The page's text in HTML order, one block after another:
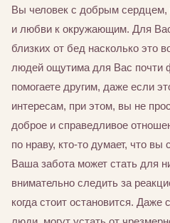
Вы человек с добрым сердцем,
и любви к окружающим. Для
близких от бед насколько это
людей ощутима для Вас почти
помогаете другим, даже если
интересам, при этом, вы не
доброе и справедливое
по нраву, кто-то думает, что
Ваша забота может стать для
внимательно следить за
когда стоит остановится.